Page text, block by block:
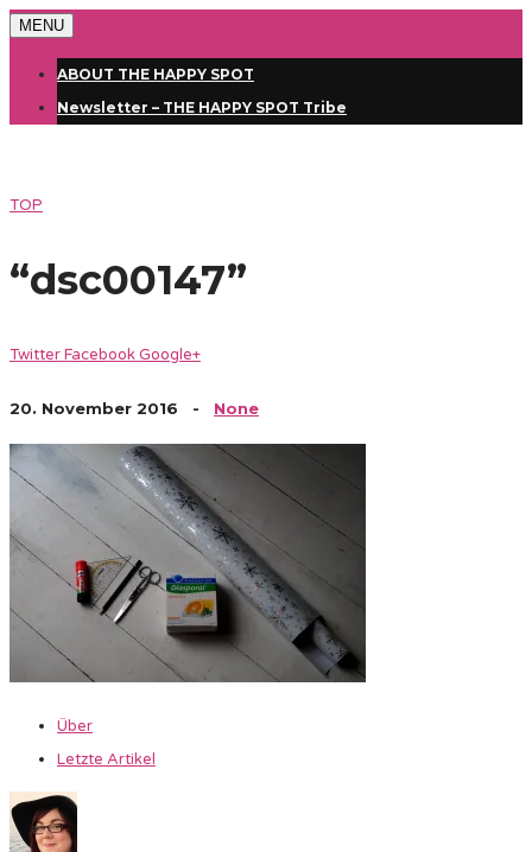
MENU
ABOUT THE HAPPY SPOT
Newsletter – THE HAPPY SPOT Tribe
TOP
“dsc00147”
TwitterFacebookGoogle+
20. November 2016 - None
Über
Letzte Artikel